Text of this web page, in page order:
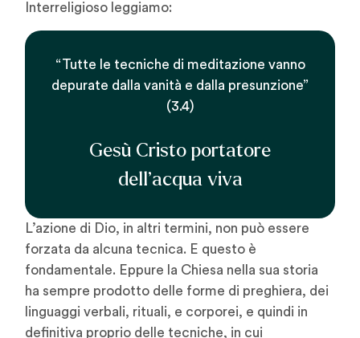
Interreligioso leggiamo:
“Tutte le tecniche di meditazione vanno
depurate dalla vanità e dalla presunzione”
(3.4)
Gesù Cristo portatore
dell’acqua viva
L’azione di Dio, in altri termini, non può essere
forzata da alcuna tecnica. E questo è
fondamentale. Eppure la Chiesa nella sua storia
ha sempre prodotto delle forme di preghiera, dei
linguaggi verbali, rituali, e corporei, e quindi in
definitiva proprio delle tecniche, in cui